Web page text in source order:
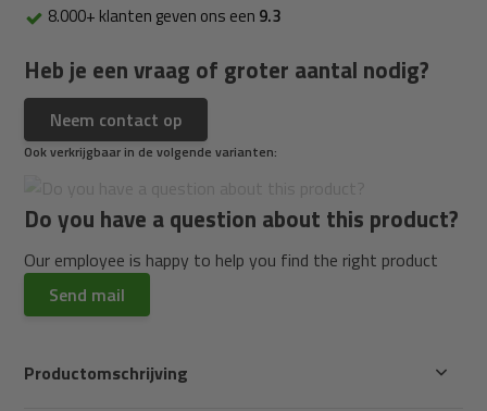
8.000+ klanten geven ons een 9.3
Heb je een vraag of groter aantal nodig?
Neem contact op
Ook verkrijgbaar in de volgende varianten:
Do you have a question about this product?
Our employee is happy to help you find the right product
Send mail
Productomschrijving